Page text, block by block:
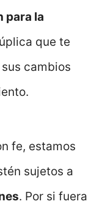
para la
que te
cambios
fe, estamos
sujetos a
. Por si fuera